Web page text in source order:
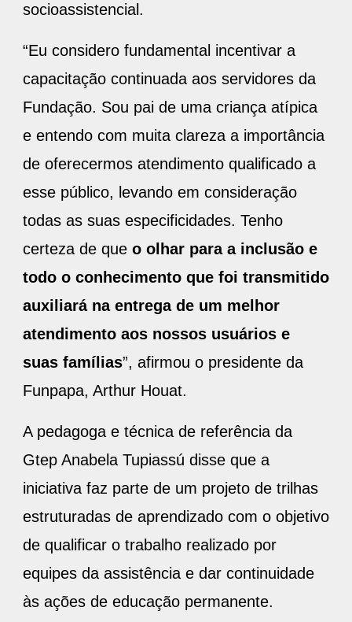
socioassistencial.
“Eu considero fundamental incentivar a
capacitação continuada aos servidores da
Fundação. Sou pai de uma criança atípica
e entendo com muita clareza a importância
de oferecermos atendimento qualificado a
esse público, levando em consideração
todas as suas especificidades. Tenho
certeza de que o olhar para a inclusão e
todo o conhecimento que foi transmitido
auxiliará na entrega de um melhor
atendimento aos nossos usuários e
suas famílias”, afirmou o presidente da
Funpapa, Arthur Houat.
A pedagoga e técnica de referência da
Gtep Anabela Tupiassú disse que a
iniciativa faz parte de um projeto de trilhas
estruturadas de aprendizado com o objetivo
de qualificar o trabalho realizado por
equipes da assistência e dar continuidade
às ações de educação permanente.